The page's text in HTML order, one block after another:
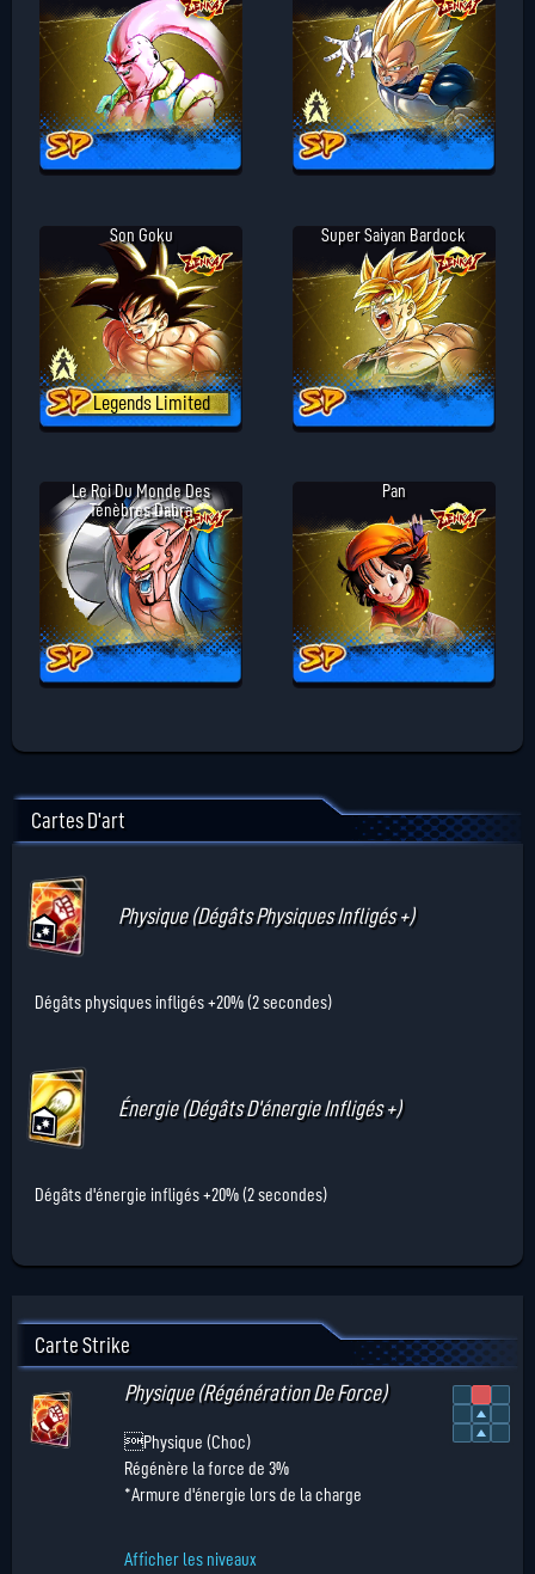
Son Goku
Legends Limited
Super Saiyan Bardock
Le Roi Du Monde Des
Ténèbres Dabra
Pan
Cartes D'art
Physique (Dégâts Physiques Infligés +)
Dégâts physiques infligés +20% (2 secondes)
Énergie (Dégâts D'énergie Infligés +)
Dégâts d'énergie infligés +20% (2 secondes)
Carte Strike
Physique (Régénération De Force)
Physique (Choc)
Régénère la force de 3%
*Armure d'énergie lors de la charge
Afficher les niveaux